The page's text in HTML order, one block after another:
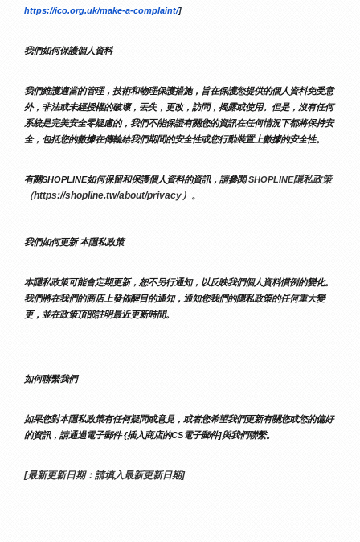
https://ico.org.uk/make-a-complaint/]
我們如何保護個人資料
我們維護適當的管理，技術和物理保護措施，旨在保護您提供的個人資料免受意
外，非法或未經授權的破壞，丟失，更改，訪問，揭露或使用。但是，沒有任何
系統是完美安全零疑慮的，我們不能保證有關您的資訊在任何情況下都將保持安
全，包括您的數據在傳輸給我們期間的安全性或您行動裝置上數據的安全性。
有關SHOPLINE如何保留和保護個人資料的資訊，請參閱 SHOPLINE隱私政策
（https://shopline.tw/about/privacy）。
我們如何更新 本隱私政策
本隱私政策可能會定期更新，恕不另行通知，以反映我們個人資料慣例的變化。
我們將在我們的商店上發佈醒目的通知，通知您我們的隱私政策的任何重大變
更，並在政策頂部註明最近更新時間。
如何聯繫我們
如果您對本隱私政策有任何疑問或意見，或者您希望我們更新有關您或您的偏好
的資訊，請通過電子郵件 {插入商店的CS電子郵件]與我們聯繫。
[最新更新日期：請填入最新更新日期]